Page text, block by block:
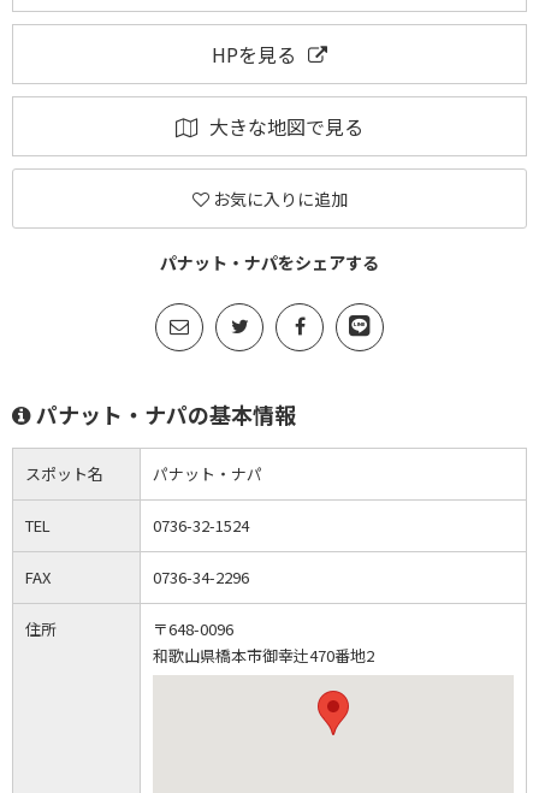
HPを見る
大きな地図で見る
お気に入りに追加
パナット・ナパをシェアする
パナット・ナパの基本情報
スポット名 パナット・ナパ
TEL 0736-32-1524
FAX 0736-34-2296
住所
〒648-0096
和歌山県橋本市御幸辻470番地2